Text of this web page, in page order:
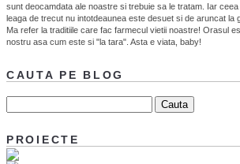
sunt deocamdata ale noastre si trebuie sa le tratam. Iar
leaga de trecut nu intotdeaunea este desuet si de aruncat la
Ma refer la traditiile care fac farmecul vietii noastre! Orasul
nostru asa cum este si "la tara". Asta e viata, baby!
CAUTA PE BLOG
PROIECTE